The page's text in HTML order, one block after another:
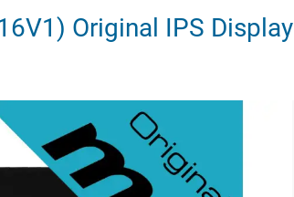
Original IPS Display